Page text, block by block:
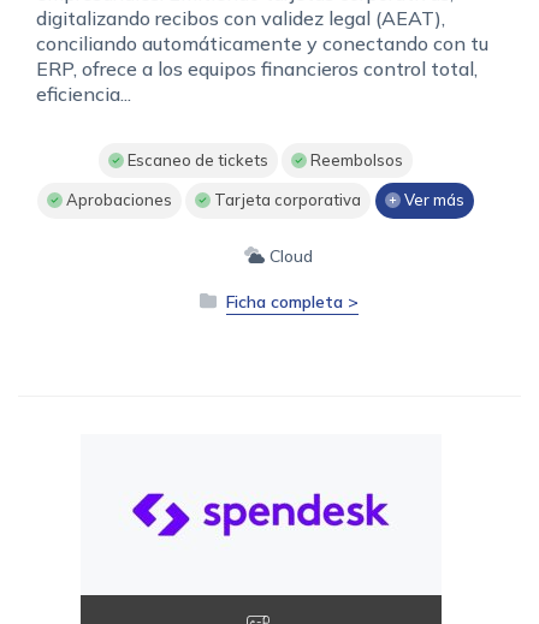
digitalizando recibos con validez legal (AEAT),
conciliando automáticamente y conectando con tu
ERP, ofrece a los equipos financieros control total,
eficiencia...
Escaneo de tickets Reembolsos
Aprobaciones Tarjeta corporativa Ver más
Cloud
Ficha completa >